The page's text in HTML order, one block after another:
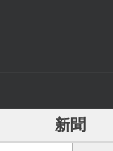
新聞